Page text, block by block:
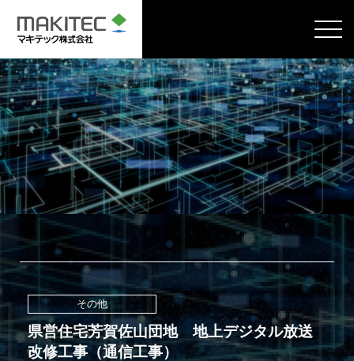
その他
県営住宅芳賀佐山団地 地上デジタル放送
改修工事（通信工事）